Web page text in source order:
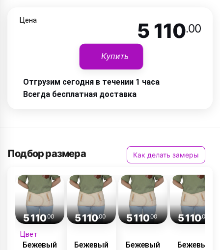
Цена 5 110.00
Купить
Отгрузим сегодня в течении 1 часа
Всегда бесплатная доставка
Подбор размера Как делать замеры
Цвет
5 110.00
Бежевый
5 110.00
Бежевый
5 110.00
Бежевый
5 110.00
Бежевый